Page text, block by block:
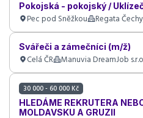
Pokojská - pokojský /
Pec pod Sněžkou Regata
Svářeči a zámečníci (m/ž)
Celá ČR Manuvia DreamJob
30 000 - 60 000 Kč
HLEDÁME REKRUTERA
MOLDAVSKU A GRUZII